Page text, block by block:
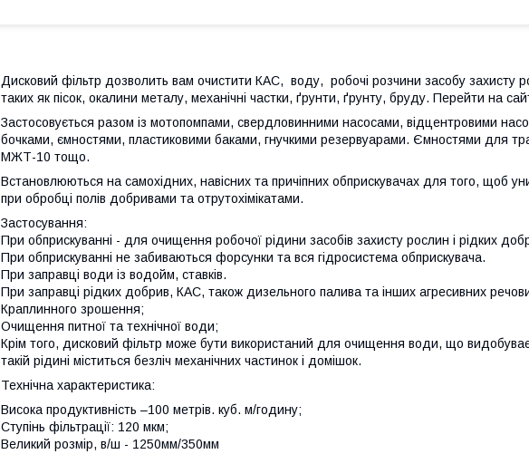
Дисковий фільтр дозволить вам очистити КАС, воду, робочі розчини засобу захисту
таких як пісок, окалини металу, механічні частки, ґрунти, ґрунту, бруду. Перейти на
Застосовується разом із мотопомпами, свердловинними насосами, відцентровими
бочками, ємностями, пластиковими баками, гнучкими резервуарами. Ємностями для
МЖТ-10 тощо.
Встановлюються на самохідних, навісних та причіпних обприскувачах для того, щоб
при обробці полів добривами та отрутохімікатами.
Застосування:
При обприскуванні - для очищення робочої рідини засобів захисту рослин і рідких
При обприскуванні не забиваються форсунки та вся гідросистема обприскувача.
При заправці води із водойм, ставків.
При заправці рідких добрив, КАС, також дизельного палива та інших агресивних
Краплинного зрошення;
Очищення питної та технічної води;
Крім того, дисковий фільтр може бути використаний для очищення води, що
такій рідині міститься безліч механічних частинок і домішок.
Технічна характеристика:
Висока продуктивність –100 метрів. куб. м/годину;
Ступінь фільтрації: 120 мкм;
Великий розмір, в/ш - 1250мм/350мм